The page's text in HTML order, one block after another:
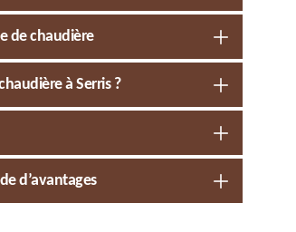
de chaudière
à Serris ?
d’avantages